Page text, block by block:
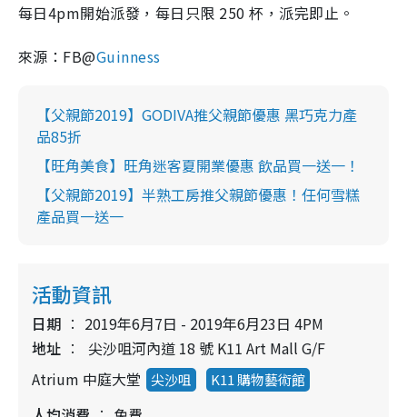
每日4pm開始派發，每日只限 250杯，派完即止。
來源： FB@Guinness
【父親節2019】GODIVA推父親節優惠 黑巧克力產
品85折
【旺角美食】旺角迷客夏開業優惠 飲品買一送一！
【父親節2019】半熟工房推父親節優惠！任何雪糕
產品買一送一
活動資訊
日期
2019年6月7日 - 2019年6月23日 4PM
地址
尖沙咀河內道 18 號 K11 Art Mall G/F
Atrium 中庭大堂 尖沙咀 K11 購物藝術館